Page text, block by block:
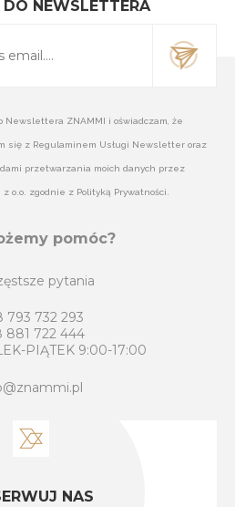
NEWSLETTERA
Newslettera ZNAMMI i oświadczam, że
się z Regulaminem Usługi Newsletter oraz
przetwarzania moich danych przez
z o.o. zgodnie z Polityką Prywatności.
pomóc?
pytania
793 732 293
881 722 444
PIĄTEK 9:00-17:00
NAS